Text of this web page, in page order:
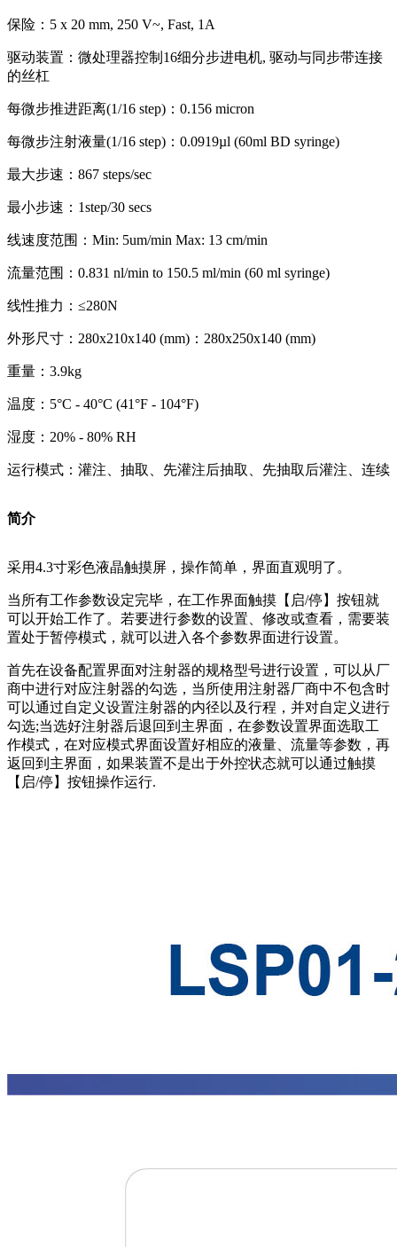
保险：5 x 20 mm, 250 V~, Fast, 1A
驱动装置：微处理器控制16细分步进电机, 驱动与同步带连接
的丝杠
每微步推进距离(1/16 step)：0.156 micron
每微步注射液量(1/16 step)：0.0919µl (60ml BD syringe)
最大步速：867 steps/sec
最小步速：1step/30 secs
线速度范围：Min: 5um/min Max: 13 cm/min
流量范围：0.831 nl/min to 150.5 ml/min (60 ml syringe)
线性推力：≤280N
外形尺寸：280x210x140 (mm)：280x250x140 (mm)
重量：3.9kg
温度：5°C - 40°C (41°F - 104°F)
湿度：20% - 80% RH
运行模式：灌注、抽取、先灌注后抽取、先抽取后灌注、连续
简介
采用4.3寸彩色液晶触摸屏，操作简单，界面直观明了。
当所有工作参数设定完毕，在工作界面触摸【启/停】按钮就
可以开始工作了。若要进行参数的设置、修改或查看，需要装
置处于暂停模式，就可以进入各个参数界面进行设置。
首先在设备配置界面对注射器的规格型号进行设置，可以从厂
商中进行对应注射器的勾选，当所使用注射器厂商中不包含时
可以通过自定义设置注射器的内径以及行程，并对自定义进行
勾选;当选好注射器后退回到主界面，在参数设置界面选取工
作模式，在对应模式界面设置好相应的液量、流量等参数，再
返回到主界面，如果装置不是出于外控状态就可以通过触摸
【启/停】按钮操作运行.